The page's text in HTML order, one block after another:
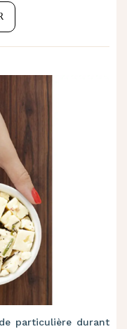
particulière durant